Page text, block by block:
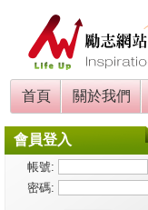
首頁 關於我們
會員登入
帳號:
密碼: